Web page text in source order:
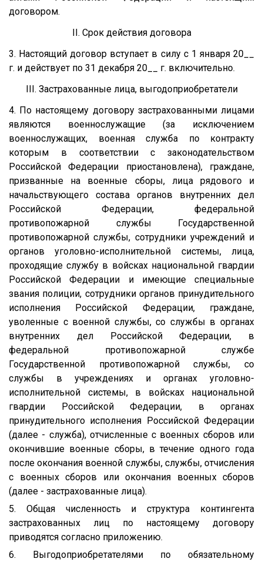
договором.
II. Срок действия договора
3. Настоящий договор вступает в силу с 1 января 20__
г. и действует по 31 декабря 20__ г. включительно.
III. Застрахованные лица, выгодоприобретатели
4. По настоящему договору застрахованными лицами
являются военнослужащие (за исключением
военнослужащих, военная служба по контракту
которым в соответствии с законодательством
Российской Федерации приостановлена), граждане,
призванные на военные сборы, лица рядового и
начальствующего состава органов внутренних дел
Российской Федерации, федеральной
противопожарной службы Государственной
противопожарной службы, сотрудники учреждений и
органов уголовно-исполнительной системы, лица,
проходящие службу в войсках национальной гвардии
Российской Федерации и имеющие специальные
звания полиции, сотрудники органов принудительного
исполнения Российской Федерации, граждане,
уволенные с военной службы, со службы в органах
внутренних дел Российской Федерации, в
федеральной противопожарной службе
Государственной противопожарной службы, со
службы в учреждениях и органах уголовно-
исполнительной системы, в войсках национальной
гвардии Российской Федерации, в органах
принудительного исполнения Российской Федерации
(далее - служба), отчисленные с военных сборов или
окончившие военные сборы, в течение одного года
после окончания военной службы, службы, отчисления
с военных сборов или окончания военных сборов
(далее - застрахованные лица).
5. Общая численность и структура контингента
застрахованных лиц по настоящему договору
приводятся согласно приложению.
6. Выгодоприобретателями по обязательному